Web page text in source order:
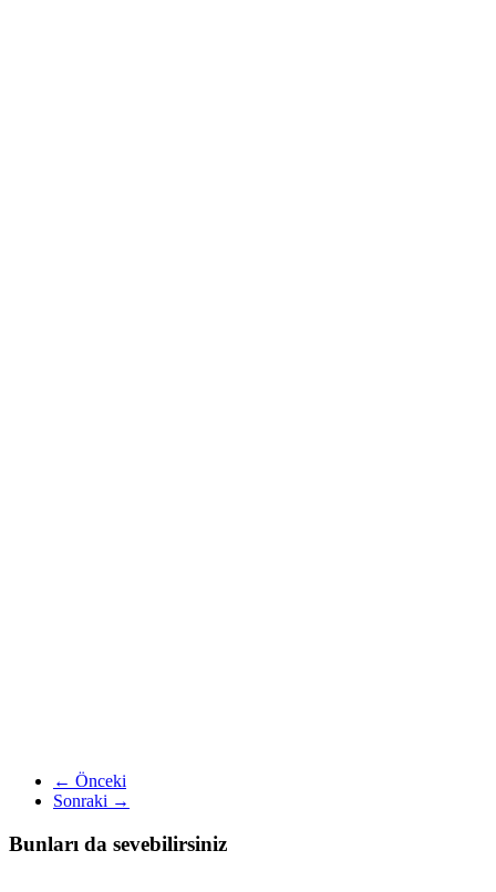
← Önceki
Sonraki →
Bunları da sevebilirsiniz